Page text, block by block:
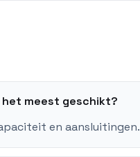
het meest geschikt?
en aansluitingen.